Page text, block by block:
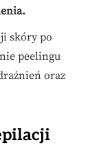
skóry po
peelingu
oraz